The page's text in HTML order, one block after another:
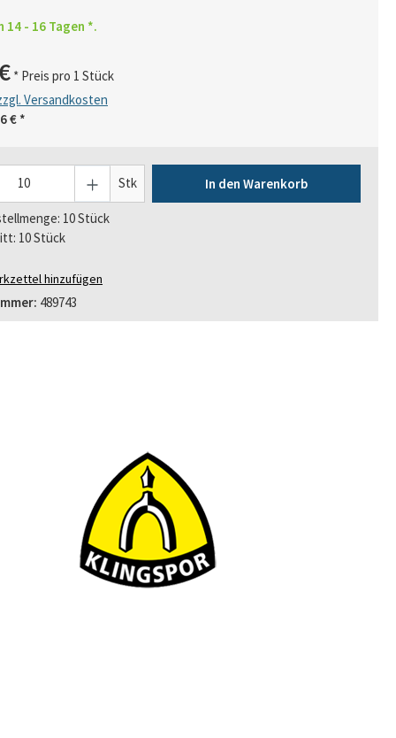
14 - 16 Tagen *.
* Preis pro 1 Stück
Versandkosten
€ *
Stk In den Warenkorb
10 Stück
10 Stück
hinzufügen
489743